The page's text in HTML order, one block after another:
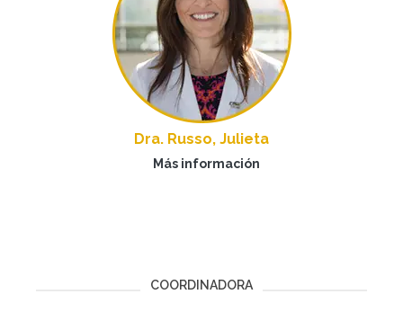
Dra. Russo, Julieta
Más información
COORDINADORA